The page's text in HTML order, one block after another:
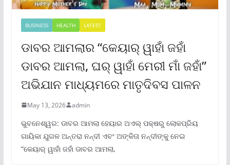
BUSINESS HEALTH LATEST
ଡାବର ଆମଲାର “କେୟାର୍ ୱାହାଁ ଜହାଁ
ଡାବର ଆମଲା, ଘର୍ ୱାହାଁ ମେରୀ ମାଁ ଜହାଁ”
ଅଭିଯାନ ମାଧ୍ୟମରେ ମାତୃଦିବସ ପାଳନ
May 13, 2026 admin
ଭୁବନେଶ୍ୱର: ଡାବର ଆମଲା ହେୟାର ଅଏଲ୍ ପକ୍ଷରୁ ଲୋକପ୍ରିୟ
ଗାୟିକା ଯୁଗଳ ଅନ୍ତରା ନନ୍ଦୀ ଏବଂ ଅଙ୍କିତା ନନ୍ଦୀଙ୍କୁ ନେଇ
“କେୟାର୍ ୱାହାଁ ଜହାଁ ଡାବର ଆମଲା,